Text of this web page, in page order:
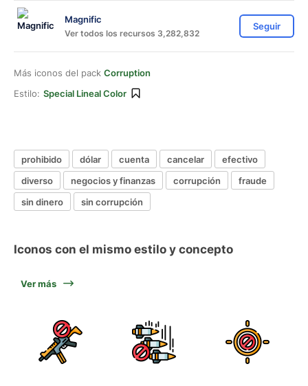
Magnific
Ver todos los recursos 3,282,832
Seguir
Más iconos del pack Corruption
Estilo: Special Lineal Color
prohibido dólar cuenta cancelar
efectivo
diverso
negocios y finanzas corrupción
fraude
sin dinero
sin corrupción
Iconos con el mismo estilo y concepto
Ver más